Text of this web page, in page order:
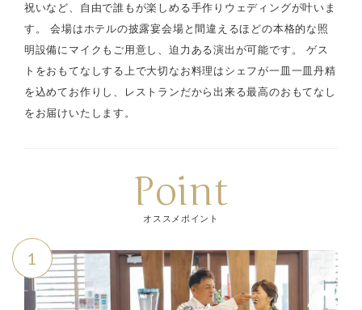
祝いなど、自由で誰もが楽しめる手作りウェディングが叶いま
す。 会場はホテルの披露宴会場と間違えるほどの本格的な照
明設備にマイクもご用意し、迫力ある演出が可能です。 ゲス
トをおもてなしする上で大切なお料理はシェフが一皿一皿丹精
を込めてお作りし、レストランだから出来る最高のおもてなし
をお届けいたします。
Point
オススメポイント
1